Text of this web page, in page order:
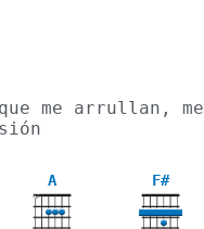
me arrullan, me
A
X
F#